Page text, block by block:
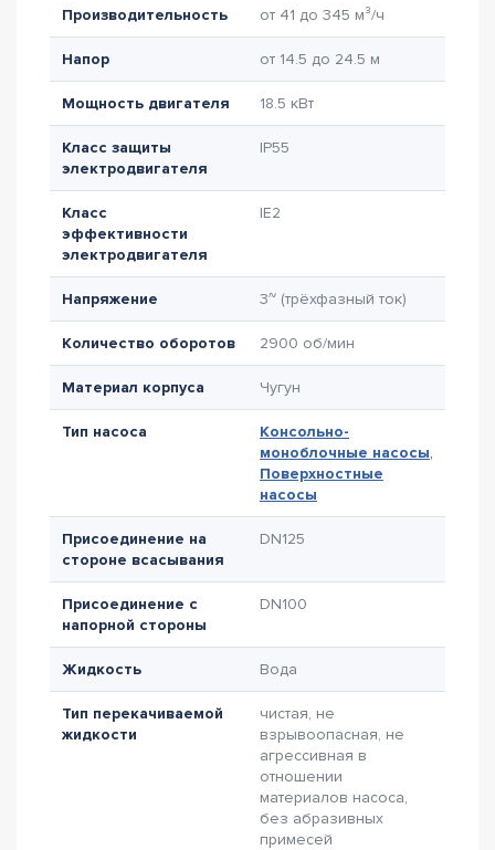
Производительность от 41 до 345 м³/ч
Напор от 14.5 до 24.5 м
Мощность двигателя 18.5 кВт
Класс защиты
электродвигателя
IP55
Класс
эффективности
электродвигателя
IE2
Напряжение 3~ (трёхфазный ток)
Количество оборотов 2900 об/мин
Материал корпуса Чугун
Тип насоса
Консольно-
моноблочные насосы,
Поверхностные
насосы
Присоединение на
стороне всасывания
DN125
Присоединение с
напорной стороны
DN100
Жидкость Вода
Тип перекачиваемой
жидкости
чистая, не
взрывоопасная, не
агрессивная в
отношении
материалов насоса,
без абразивных
примесей